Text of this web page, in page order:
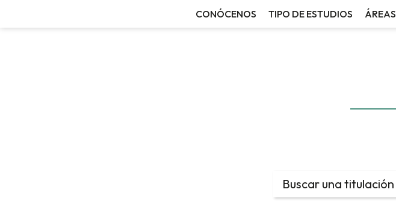
CONÓCENOS TIPO DE ESTUDIOS ÁREAS